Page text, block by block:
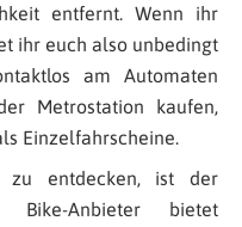
entfernt. Wenn ihr
ihr euch also unbedingt
am Automaten
Metrostation kaufen,
Einzelfahrscheine.
zu entdecken, ist der
Anbieter bietet